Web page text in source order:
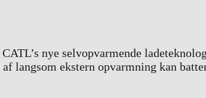
nye selvopvarmende
langsom ekstern opvarmning kan